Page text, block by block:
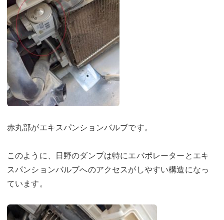
赤丸部がエキスパンションバルブです。
このように、日野のダンプは特にエバポレーターとエキ
スパンションバルブへのアクセスがしやすい構造になっ
ています。